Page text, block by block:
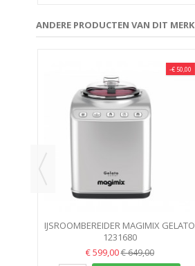
ANDERE PRODUCTEN VAN DIT MERK
-€ 50,00
IJSROOMBEREIDER MAGIMIX GELATO
EXPERT MET COMPRESSOR 11680
1231680
€ 599,00€ 649,00